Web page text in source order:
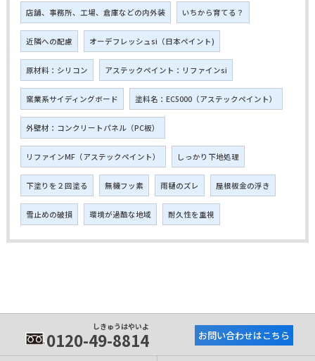
店舗、事務所、工場、倉庫などの内外装 いちから育てる？
近隣への配慮 オーデフレッシュsi（日本ペイント)
原材料：シリコン アステックペイント：リファインsi
窯業系サイディングボード 塗料名：EC5000（アステックペイント）
外壁材：コンクリートパネル（PC板）
リファインMF（アステックペイント） しっかり下地処理
下塗りを２回塗る 無機フッ素 雨樋のズレ 屋根板金の浮き
雪止めの破損 環境が過酷な地域 耐久性を重視
しきゅうはやいよ
0120-49-8814 お問い合わせはこちら